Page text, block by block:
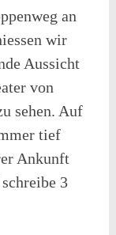
an
wir
Aussicht
von
sehen. Auf
tief
Ankunft
3